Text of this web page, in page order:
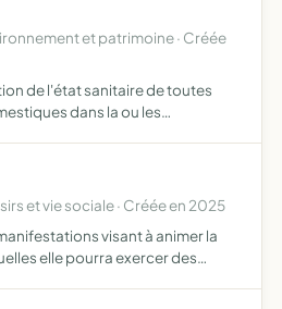
et patrimoine · Créée
de l'état sanitaire de toutes
dans la ou les
et vie sociale · Créée en 2025
visant à animer la
elle pourra exercer des